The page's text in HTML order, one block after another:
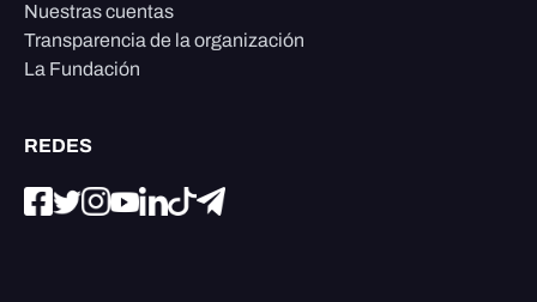
Nuestras cuentas
Transparencia de la organización
La Fundación
REDES